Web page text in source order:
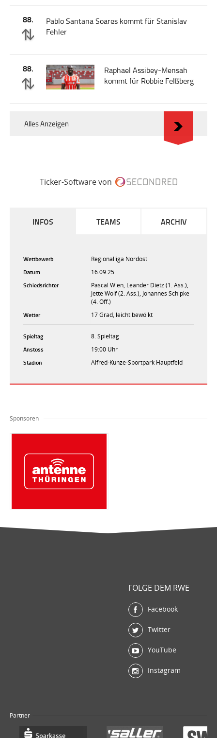
88.
Pablo Santana Soares kommt für Stanislav
Fehler
88.
Raphael Assibey-Mensah
kommt für Robbie Felßberg
Alles Anzeigen
Ticker-Software von
INFOS TEAMS ARCHIV
Wettbewerb
Regionalliga Nordost
Datum
16.09.25
Schiedsrichter
Pascal Wien, Leander Dietz (1. Ass.),
Jette Wolf (2. Ass.), Johannes Schipke
(4. Off.)
Wetter
17 Grad, leicht bewölkt
Spieltag
8. Spieltag
Anstoss
19:00 Uhr
Stadion
Alfred-Kunze-Sportpark Hauptfeld
Sponsoren
FOLGE DEM RWE
Facebook
Twitter
YouTube
Instagram
Partner